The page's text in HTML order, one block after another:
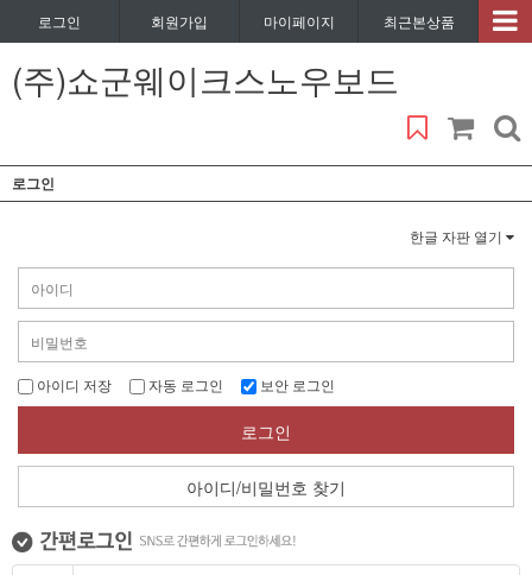
로그인 회원가입 마이페이지 최근본상품
(주)쇼군웨이크스노우보드
로그인
한글 자판 열기
아이디 저장 자동 로그인 보안 로그인
로그인
아이디/비밀번호 찾기